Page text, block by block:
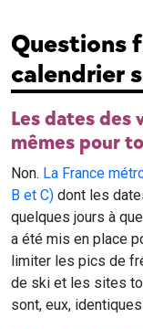
Questions
calendrier
Les dates des
mêmes pour
Non. La France
B et C) dont les
quelques jours à
a été mis en place
limiter les pics de
de ski et les sites
sont, eux,